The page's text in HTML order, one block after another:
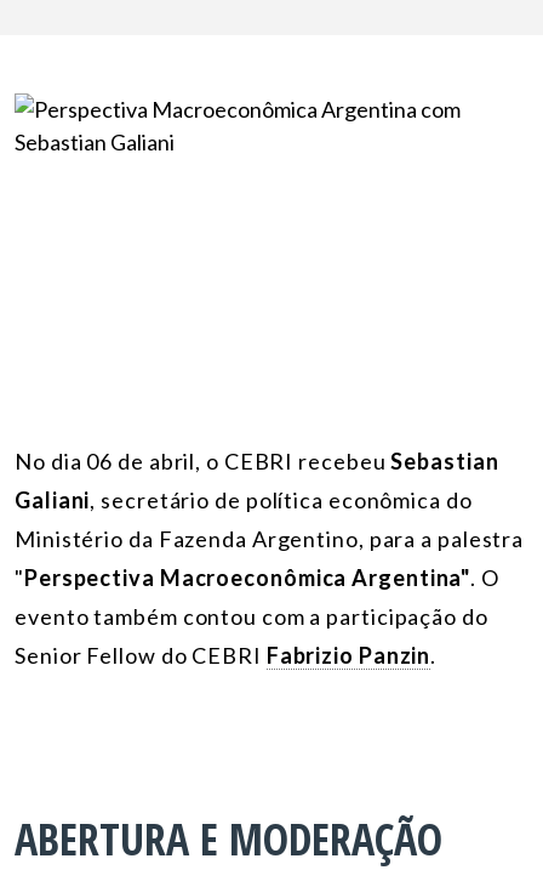
No dia 06 de abril, o CEBRI recebeuSebastian
Galiani, secretário de política econômica do
Ministério da Fazenda Argentino, para a palestra
"Perspectiva Macroeconômica Argentina". O
evento também contou com a participação do
Senior Fellow do CEBRI Fabrizio Panzin.
ABERTURA E MODERAÇÃO